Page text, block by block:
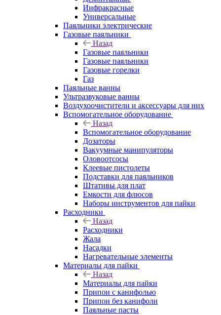
Инфракрасные
Универсальные
Паяльники электрические
Газовые паяльники
Назад
Газовые паяльники
Газовые паяльники
Газовые горелки
Газ
Паяльные ванны
Ультразвуковые ванны
Воздухоочистители и аксессуары для них
Вспомогательное оборудование
Назад
Вспомогательное оборудование
Дозаторы
Вакуумные манипуляторы
Оловоотсосы
Клеевые пистолеты
Подставки для паяльников
Штативы для плат
Емкости для флюсов
Наборы инструментов для пайки
Расходники
Назад
Расходники
Жала
Насадки
Нагревательные элементы
Материалы для пайки
Назад
Материалы для пайки
Припои с канифолью
Припои без канифоли
Паяльные пасты